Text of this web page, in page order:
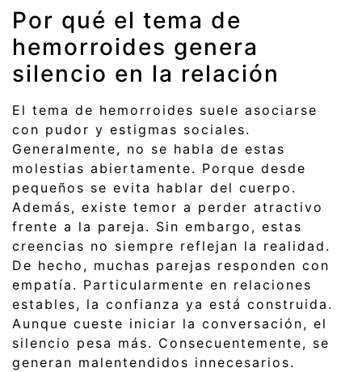
Por qué el tema de
hemorroides genera
silencio en la relación
El tema de hemorroides suele asociarse
con pudor y estigmas sociales.
Generalmente, no se habla de estas
molestias abiertamente. Porque desde
pequeños se evita hablar del cuerpo.
Además, existe temor a perder atractivo
frente a la pareja. Sin embargo, estas
creencias no siempre reflejan la realidad.
De hecho, muchas parejas responden con
empatía. Particularmente en relaciones
estables, la confianza ya está construida.
Aunque cueste iniciar la conversación, el
silencio pesa más. Consecuentemente, se
generan malentendidos innecesarios.